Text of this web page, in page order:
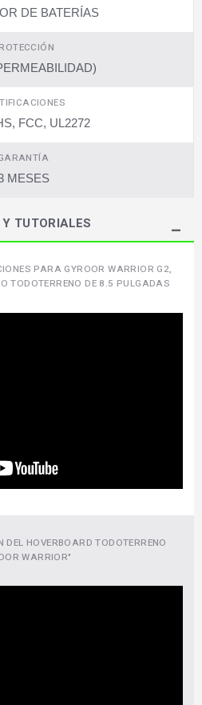
DE BATERÍAS
FCC, UL2272
MESES
TUTORIALES
PARA GYROOR WARRIOR G2,
TODOTERRENO DE 8.5 PULGADAS
DEL HOVERBOARD TODOTERRENO
WARRIOR"